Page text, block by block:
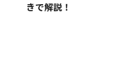
きで解説！